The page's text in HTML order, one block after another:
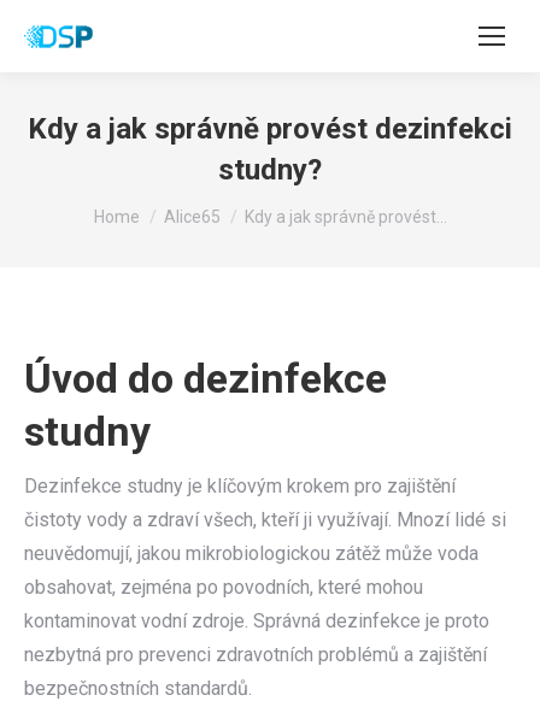
Kdy a jak správně provést dezinfekci
studny?
You are here:
Home Alice65 Kdy a jak správně provést…
Úvod do dezinfekce
studny
Dezinfekce studny je klíčovým krokem pro zajištění
čistoty vody a zdraví všech, kteří ji využívají. Mnozí lidé si
neuvědomují, jakou mikrobiologickou zátěž může voda
obsahovat, zejména po povodních, které mohou
kontaminovat vodní zdroje. Správná dezinfekce je proto
nezbytná pro prevenci zdravotních problémů a zajištění
bezpečnostních standardů.